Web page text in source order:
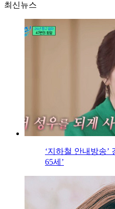
최신뉴스
‘지하철 안내방송’
65세’